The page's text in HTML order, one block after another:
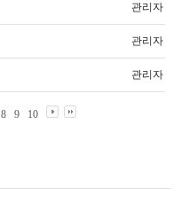
관리자
관리자
관리자
8 9 10